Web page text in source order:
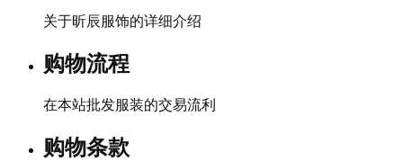
关于昕辰服饰的详细介绍
购物流程
在本站批发服装的交易流利
购物条款